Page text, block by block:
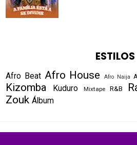
ESTILOS
Afro Beat Afro House Afro Naija
Kizomba Kuduro Mixtape R&B
Zouk Álbum